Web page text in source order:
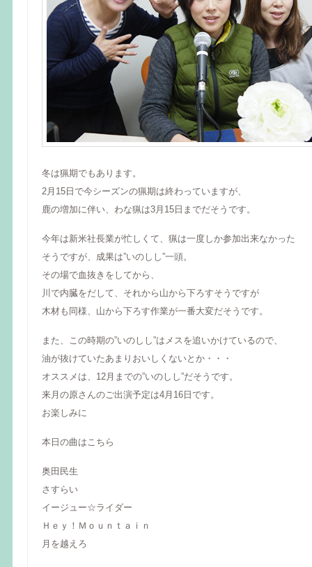
冬は猟期でもあります。
2月15日で今シーズンの猟期は終わっていますが、
鹿の増加に伴い、わな猟は3月15日までだそうです。
今年は新米社長業が忙しくて、猟は一度しか参加出来なかった
そうですが、成果は”いのしし”一頭。
その場で血抜きをしてから、
川で内臓をだして、それから山から下ろすそうですが
木材も同様、山から下ろす作業が一番大変だそうです。
また、この時期の”いのしし”はメスを追いかけているので、
油が抜けていたあまりおいしくないとか・・・
オススメは、12月までの”いのしし”だそうです。
来月の原さんのご出演予定は4月16日です。
お楽しみに
本日の曲はこちら
奥田民生
さすらい
イージュー☆ライダー
Ｈｅｙ！Ｍｏｕｎｔａｉｎ
月を越えろ